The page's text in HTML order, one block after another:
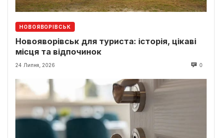
НОВОЯВОРІВСЬК
Новояворівськ для туриста: історія, цікаві
місця та відпочинок
24 Липня, 2026 0